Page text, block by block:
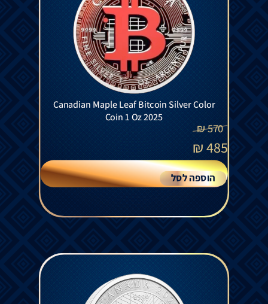
Canadian Maple Leaf Bitcoin Silver Color
Coin 1 Oz 2025
570
₪
485
₪
הוספה לסל